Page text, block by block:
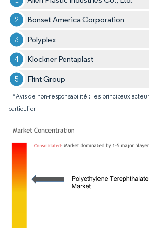
Bonset America Corporation
Polyplex
Klockner Pentaplast
Flint Group
*Avis de non-responsabilité : les principaux
particulier